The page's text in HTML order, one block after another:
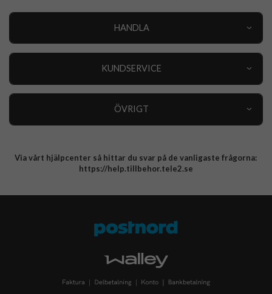
HANDLA
KUNDSERVICE
ÖVRIGT
Integritetspolicy
Via vårt hjälpcenter så hittar du svar på de vanligaste frågorna:
https://help.tillbehor.tele2.se